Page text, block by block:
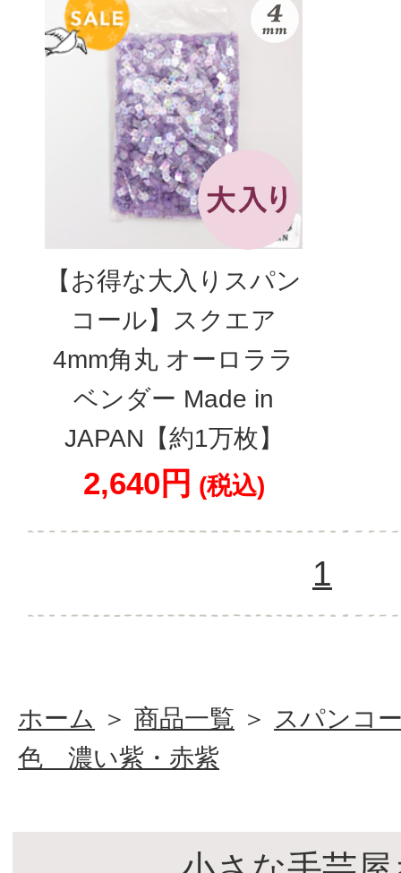
【お得な大入りスパン
コール】スクエア
4mm角丸 オーロララ
ベンダー Made in
JAPAN【約1万枚】
2,640円 (税込)
1
ホーム ＞ 商品一覧 ＞
スパンコ
色 濃い紫・赤紫